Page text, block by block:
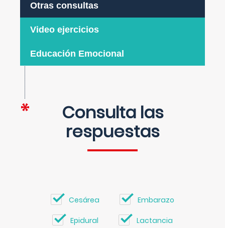
Otras consultas
Video ejercicios
Educación Emocional
Consulta las
respuestas
Cesárea Embarazo
Epidural Lactancia